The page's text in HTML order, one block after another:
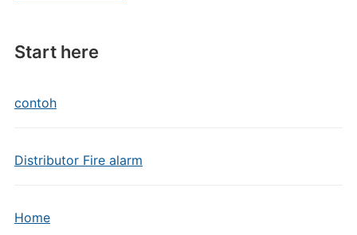
Start here
contoh
Distributor Fire alarm
Home